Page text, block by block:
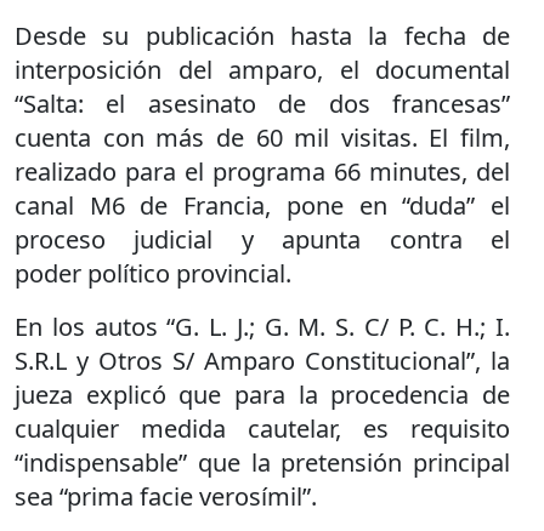
Desde su publicación hasta la fecha de
interposición del amparo, el documental
“Salta: el asesinato de dos francesas”
cuenta con más de 60 mil visitas. El film,
realizado para el programa 66 minutes, del
canal M6 de Francia, pone en “duda” el
proceso judicial y apunta contra el
poder político provincial.
En los autos “G. L. J.; G. M. S. C/ P. C. H.; I.
S.R.L y Otros S/ Amparo Constitucional”, la
jueza explicó que para la procedencia de
cualquier medida cautelar, es requisito
“indispensable” que la pretensión principal
sea “prima facie verosímil”.